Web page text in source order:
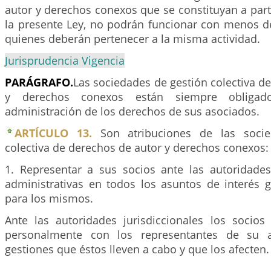
autor y derechos conexos que se constituyan a
la presente Ley, no podrán funcionar con menos
quienes deberán pertenecer a la misma actividad.
Jurisprudencia Vigencia
PARÁGRAFO.Las sociedades de gestión colectiva
y derechos conexos están siempre
administración de los derechos de sus asociados.
ARTÍCULO 13. Son atribuciones de las
colectiva de derechos de autor y derechos conexos:
1. Representar a sus socios ante las
administrativas en todos los asuntos de interés
para los mismos.
Ante las autoridades jurisdiccionales los socios
personalmente con los representantes de su
gestiones que éstos lleven a cabo y que los afecten.